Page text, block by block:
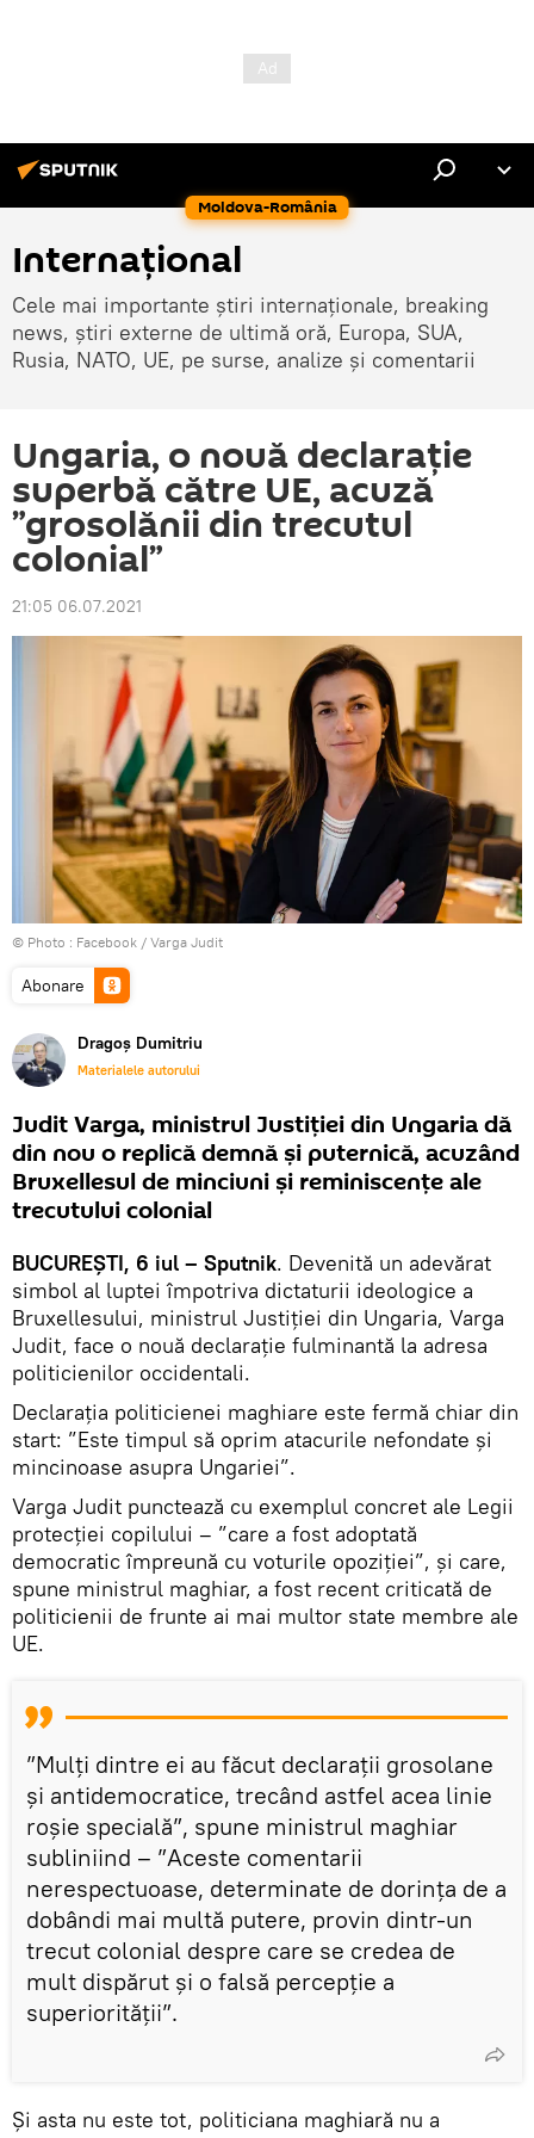
Moldova-România
Internaţional
Cele mai importante știri internaționale, breaking
news, știri externe de ultimă oră, Europa, SUA,
Rusia, NATO, UE, pe surse, analize și comentarii
Ungaria, o nouă declarație
superbă către UE, acuză
”grosolănii din trecutul
colonial”
21:05 06.07.2021
© Photo : Facebook / Varga Judit
Abonare
Dragoș Dumitriu
Materialele autorului
Judit Varga, ministrul Justiției din Ungaria dă
din nou o replică demnă și puternică, acuzând
Bruxellesul de minciuni și reminiscențe ale
trecutului colonial
BUCUREȘTI, 6 iul – Sputnik. Devenită un adevărat
simbol al luptei împotriva dictaturii ideologice a
Bruxellesului, ministrul Justiției din Ungaria, Varga
Judit, face o nouă declarație fulminantă la adresa
politicienilor occidentali.
Declarația politicienei maghiare este fermă chiar din
start: ”Este timpul să oprim atacurile nefondate și
mincinoase asupra Ungariei”.
Varga Judit punctează cu exemplul concret ale Legii
protecției copilului – ”care a fost adoptată
democratic împreună cu voturile opoziției”, și care,
spune ministrul maghiar, a fost recent criticată de
politicienii de frunte ai mai multor state membre ale
UE.
”Mulți dintre ei au făcut declarații grosolane
și antidemocratice, trecând astfel acea linie
roșie specială”, spune ministrul maghiar
subliniind – ”Aceste comentarii
nerespectuoase, determinate de dorința de a
dobândi mai multă putere, provin dintr-un
trecut colonial despre care se credea de
mult dispărut și o falsă percepție a
superiorității”.
Și asta nu este tot, politiciana maghiară nu a